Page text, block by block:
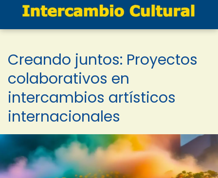
Creando juntos: Proyectos
colaborativos en
intercambios artísticos
internacionales